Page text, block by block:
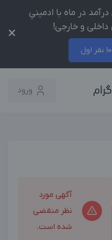
+25 میلیون درآمد در ماه با ادمینیِ
و خارجی!
×
ورود
آگهی مورد
نظر منقضی
شده است.